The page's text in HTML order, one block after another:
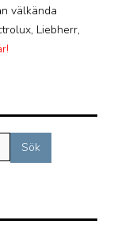
välkända
Liebherr,
Sök
efter:
Sök